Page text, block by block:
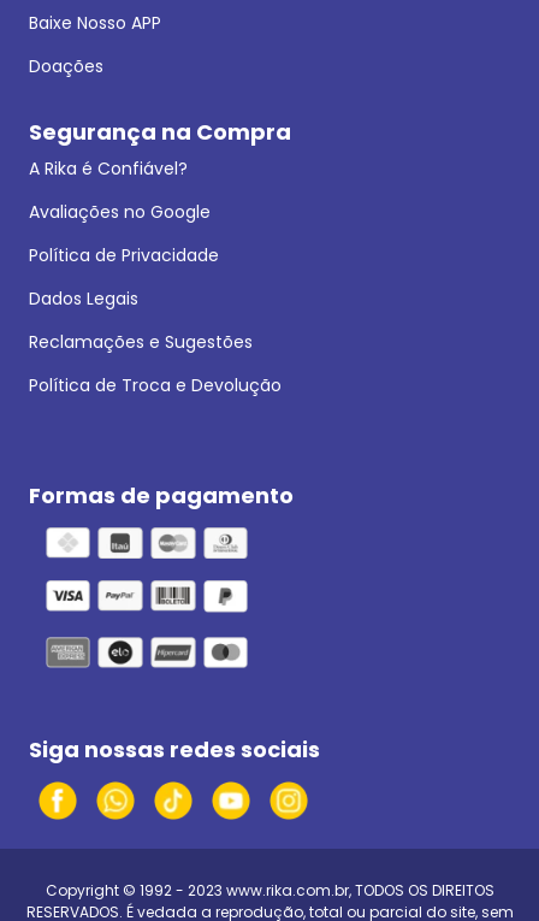
Baixe Nosso APP
Doações
Segurança na Compra
A Rika é Confiável?
Avaliações no Google
Política de Privacidade
Dados Legais
Reclamações e Sugestões
Política de Troca e Devolução
Formas de pagamento
Siga nossas redes sociais
Copyright © 1992 - 2023 www.rika.com.br, TODOS OS DIREITOS
RESERVADOS. É vedada a reprodução, total ou parcial do site, sem